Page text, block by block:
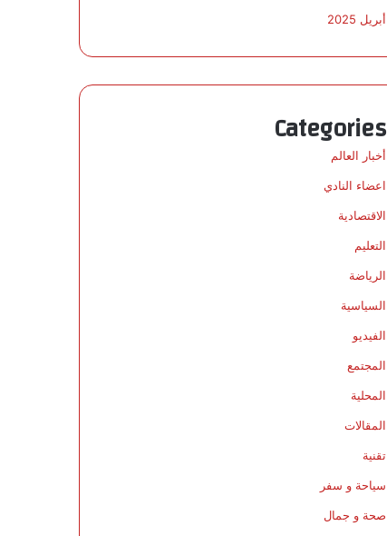
أبريل 2025
Categories
أخبار العالم
اعضاء النادي
الاقتصادية
التعليم
الرياضة
السياسية
الفيديو
المجتمع
المحلية
المقالات
تقنية
سياحة و سفر
صحة و جمال